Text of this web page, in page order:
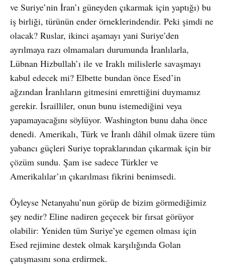
ve Suriye’nin İran’ı güneyden çıkarmak için yaptığı) bu
iş birliği, türünün ender örneklerindendir. Peki şimdi ne
olacak? Ruslar, ikinci aşamayı yani Suriye’den
ayrılmaya razı olmamaları durumunda İranlılarla,
Lübnan Hizbullah’ı ile ve Iraklı milislerle savaşmayı
kabul edecek mi? Elbette bundan önce Esed’in
ağzından İranlıların gitmesini emrettiğini duymamız
gerekir. İsrailliler, onun bunu istemediğini veya
yapamayacağını söylüyor. Washington bunu daha önce
denedi. Amerikalı, Türk ve İranlı dâhil olmak üzere tüm
yabancı güçleri Suriye topraklarından çıkarmak için bir
çözüm sundu. Şam ise sadece Türkler ve
Amerikalılar’ın çıkarılması fikrini benimsedi.
Öyleyse Netanyahu’nun görüp de bizim görmediğimiz
şey nedir? Eline nadiren geçecek bir fırsat görüyor
olabilir: Yeniden tüm Suriye’ye egemen olması için
Esed rejimine destek olmak karşılığında Golan
çatışmasını sona erdirmek.